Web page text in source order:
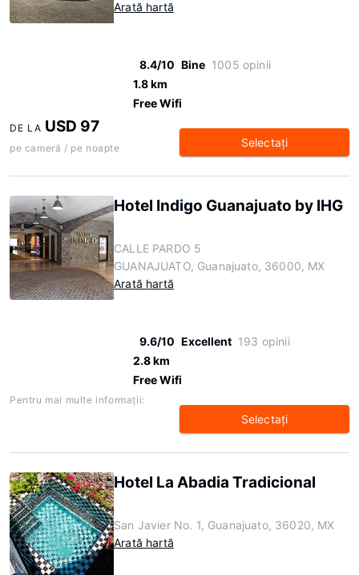
Arată hartă
8.4/10 Bine 1005 opinii
1.8 km
Free Wifi
DE LA USD 97
pe cameră / pe noapte Selectaţi
Hotel Indigo Guanajuato by IHG
CALLE PARDO 5
GUANAJUATO, Guanajuato, 36000, MX
Arată hartă
9.6/10 Excellent 193 opinii
2.8 km
Free Wifi
Pentru mai multe informaţii:
Selectaţi
Hotel La Abadia Tradicional
San Javier No. 1, Guanajuato, 36020, MX
Arată hartă